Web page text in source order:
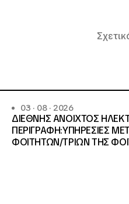
03 · 08 · 2026
ΔΙΕΘΝΗΣ ΑΝΟΙΧΤΟΣ
ΠΕΡΙΓΡΑΦΗ:ΥΠΗΡΕΣΙΕΣ
ΦΟΙΤΗΤΩΝ/ΤΡΙΩΝ ΤΗΣ